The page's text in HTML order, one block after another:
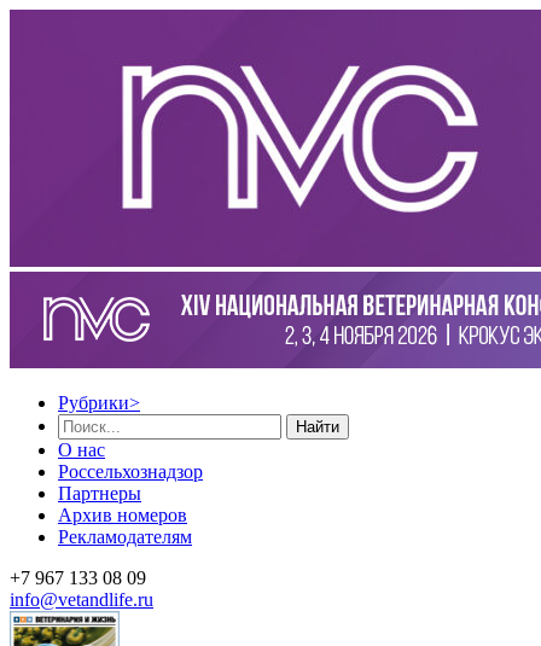
Рубрики>
Найти
О нас
Россельхознадзор
Партнеры
Архив номеров
Рекламодателям
+7 967 133 08 09
info@vetandlife.ru